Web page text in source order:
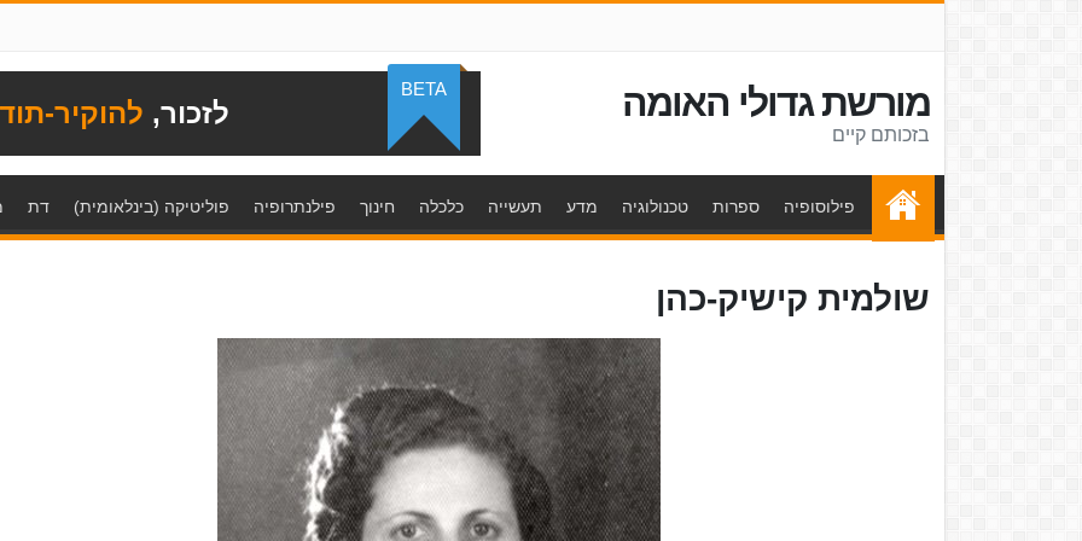
מורשת גדולי האומה
בזכותם קיים
לזכור, להוקיר-
BETA
פילוסופיה ספרות טכנולוגיה מדע תעשייה כלכלה חינוך פילנתרופיה פוליטיקה (בינלאומית) דת
שולמית קישיק-כהן